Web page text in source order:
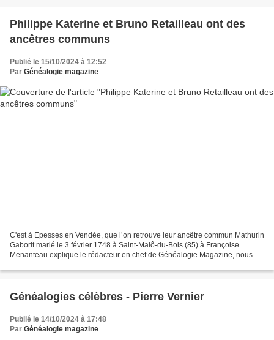
Philippe Katerine et Bruno Retailleau ont des
ancêtres communs
Publié le 15/10/2024 à 12:52
Par Généalogie magazine
C'est à Epesses en Vendée, que l’on retrouve leur ancêtre commun Mathurin
Gaborit marié le 3 février 1748 à Saint-Malô-du-Bois (85) à Françoise
Menanteau explique le rédacteur en chef de Généalogie Magazine, nous
Généalogies célèbres - Pierre Vernier
Publié le 14/10/2024 à 17:48
Par Généalogie magazine